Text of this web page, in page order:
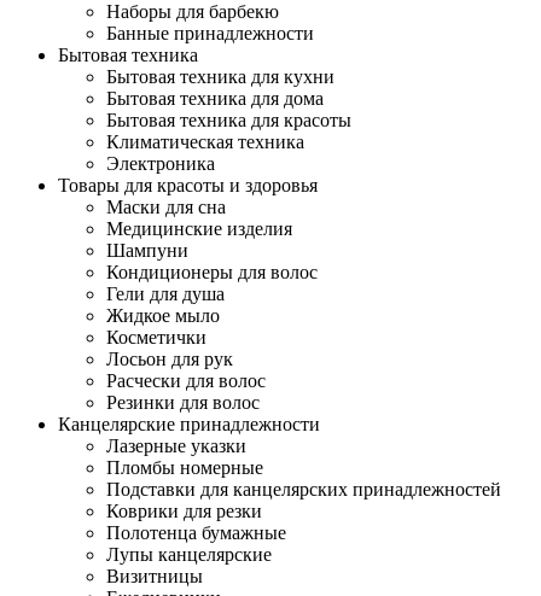
Наборы для барбекю
Банные принадлежности
Бытовая техника
Бытовая техника для кухни
Бытовая техника для дома
Бытовая техника для красоты
Климатическая техника
Электроника
Товары для красоты и здоровья
Маски для сна
Медицинские изделия
Шампуни
Кондиционеры для волос
Гели для душа
Жидкое мыло
Косметички
Лосьон для рук
Расчески для волос
Резинки для волос
Канцелярские принадлежности
Лазерные указки
Пломбы номерные
Подставки для канцелярских принадлежностей
Коврики для резки
Полотенца бумажные
Лупы канцелярские
Визитницы